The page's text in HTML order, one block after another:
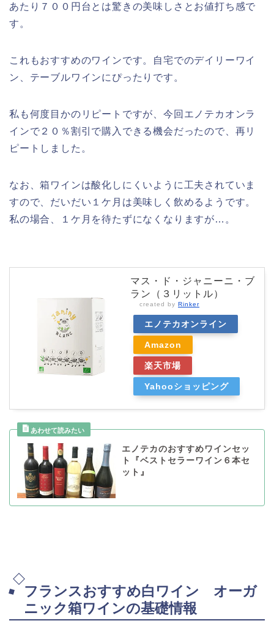
あたり７００円台とは驚きの美味しさとお値打ち感で
す。
これもおすすめのワインです。自宅でのデイリーワイ
ン、テーブルワインにぴったりです。
私も何度目かのリピートですが、今回エノテカオンラ
インで２０％割引で購入できる機会だったので、再リ
ピートしました。
なお、箱ワインは酸化しにくいように工夫されていま
すので、だいだい１ケ月は美味しく飲めるようです。
私の場合、１ケ月を待たずになくなりますが…。
マス・ド・ジャニーニ・ブ
ラン（３リットル）
created by Rinker
エノテカオンライン
Amazon
楽天市場
Yahooショッピング
エノテカのおすすめワインセッ
ト『ベストセラーワイン６本セ
ット』
フランスおすすめ白ワイン オーガ
ニック箱ワインの基礎情報